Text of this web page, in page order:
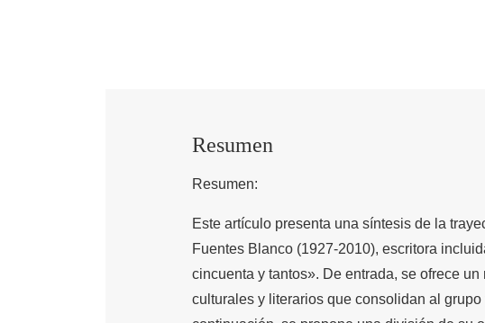
Resumen
Resumen:
Este artículo presenta una síntesis de la
Fuentes Blanco (1927-2010), escritora
cincuenta y tantos». De entrada, se ofrece
culturales y literarios que consolidan al